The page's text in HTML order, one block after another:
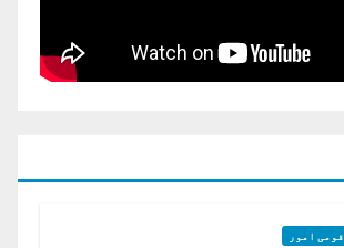
قومی امور